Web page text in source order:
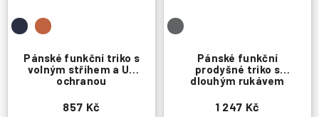
Pánské funkční triko s
volným střihem a UV
ochranou
857 Kč
Pánské funkční
prodyšné triko s
dlouhým rukávem
1 247 Kč